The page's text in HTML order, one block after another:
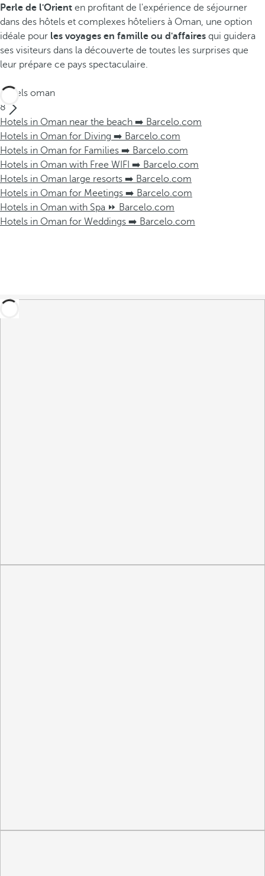
Perle de l'Orient en profitant de l'expérience de séjourner
dans des hôtels et complexes hôteliers à Oman, une option
idéale pour les voyages en famille ou d'affaires qui guidera
ses visiteurs dans la découverte de toutes les surprises que
leur prépare ce pays spectaculaire.
Hôtels oman
8
Hotels in Oman near the beach ➡️ Barcelo.com
Hotels in Oman for Diving ➡️ Barcelo.com
Hotels in Oman for Families ➡️ Barcelo.com
Hotels in Oman with Free WIFI ➡️ Barcelo.com
Hotels in Oman large resorts ➡️ Barcelo.com
Hotels in Oman for Meetings ➡️ Barcelo.com
Hotels in Oman with Spa ⏩ Barcelo.com
Hotels in Oman for Weddings ➡️ Barcelo.com